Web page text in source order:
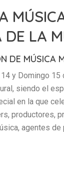
DE LA
DE MÚSICA
y Domingo
siendo el
en la que
productores,
agentes